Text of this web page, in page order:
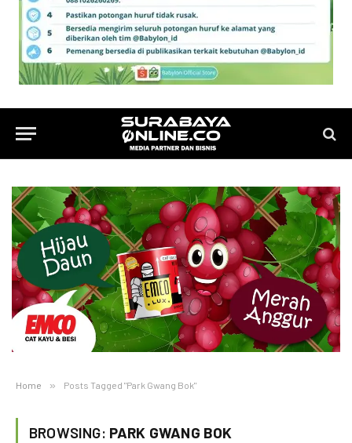
Home » Posts Tagged "Park Gwang Bok"
BROWSING: PARK GWANG BOK